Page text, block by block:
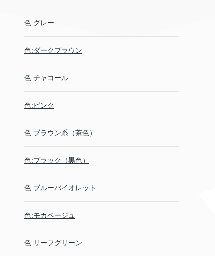
色:グレー
色:ダークブラウン
色:チャコール
色:ピンク
色:ブラウン系（茶色）
色:ブラック（黒色）
色:ブルーバイオレット
色:モカベージュ
色:リーフグリーン